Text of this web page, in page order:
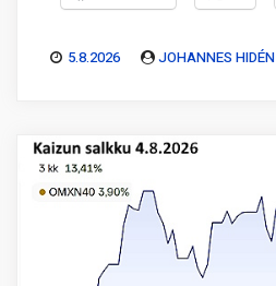
5.8.2026 JOHANNES HIDÉN